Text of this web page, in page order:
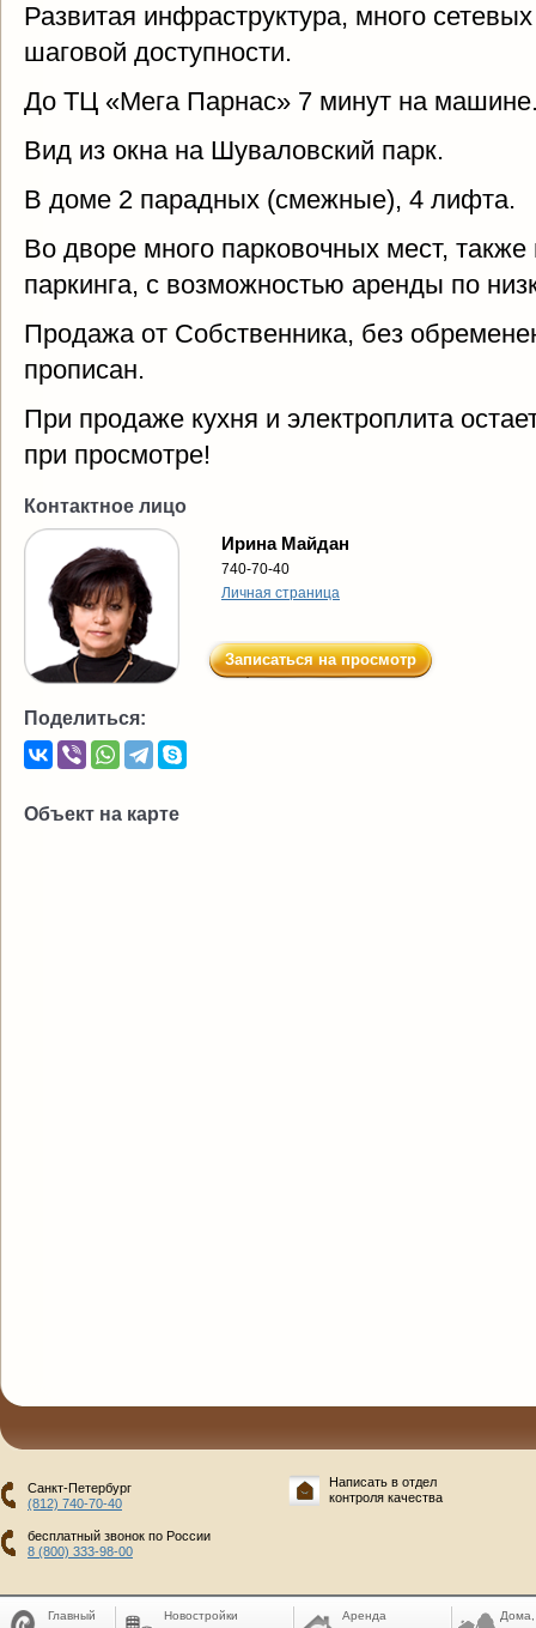
Развитая инфраструктура, много
шаговой доступности.
До ТЦ «Мега Парнас» 7 минут на
Вид из окна на Шуваловский парк.
В доме 2 парадных (смежные), 4 лифта.
Во дворе много парковочных мест,
паркинга, с возможностью аренды по
Продажа от Собственника, без
прописан.
При продаже кухня и электроплита
при просмотре!
Контактное лицо
Ирина Майдан
740-70-40
Личная страница
Записаться на просмотр
Поделиться:
Объект на карте
Санкт-Петербург
(812) 740-70-40
бесплатный звонок по России
8 (800) 333-98-00
Написать в отдел
контроля качества
Главный Новостройки Аренда Дома,